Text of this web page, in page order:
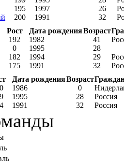
195 1997 26
200 1991 32
Рост Дата рожденияВозраст
192 1982 41
0 1995
28
182 1994 29
175 1991 32
Дата рожденияВозраст
1986 0
1995 28
Россия
1991 32 Россия